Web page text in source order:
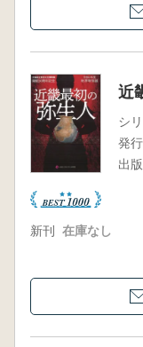
近
シ
発行
出
新刊 在庫なし